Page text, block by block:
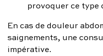
provoquer ce type
En cas de douleur
saignements, une
impérative.